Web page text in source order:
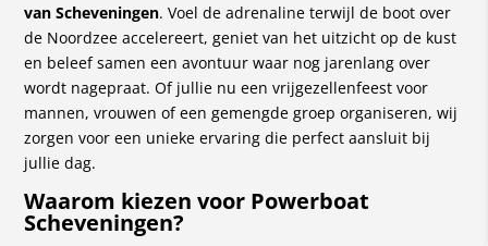
van Scheveningen. Voel de adrenaline terwijl de boot over
de Noordzee accelereert, geniet van het uitzicht op de kust
en beleef samen een avontuur waar nog jarenlang over
wordt nagepraat. Of jullie nu een vrijgezellenfeest voor
mannen, vrouwen of een gemengde groep organiseren, wij
zorgen voor een unieke ervaring die perfect aansluit bij
jullie dag.
Waarom kiezen voor Powerboat
Scheveningen?